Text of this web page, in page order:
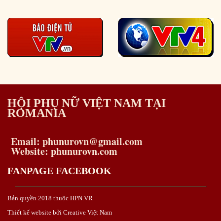
HỘI PHỤ NỮ VIỆT NAM TẠI
ROMANIA
Email: phunurovn@gmail.com
Website: phunurovn.com
FANPAGE FACEBOOK
Bản quyền 2018 thuộc HPN.VR
Thiết kế website bởi Creative Việt Nam